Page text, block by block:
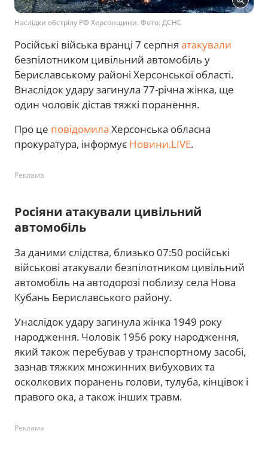
Наслідки обстрілу РФ Херсонщини. Фото: ДСНС
Російські війська вранці 7 серпня атакували
безпілотником цивільний автомобіль у
Бериславському районі Херсонської області.
Внаслідок удару загинула 77-річна жінка, ще
один чоловік дістав тяжкі поранення.
Про це повідомила Херсонська обласна
прокуратура, інформує Новини.LIVE.
Реклама
Росіяни атакували цивільний
автомобіль
За даними слідства, близько 07:50 російські
військові атакували безпілотником цивільний
автомобіль на автодорозі поблизу села Нова
Кубань Бериславського району.
Унаслідок удару загинула жінка 1949 року
народження. Чоловік 1956 року народження,
який також перебував у транспортному засобі,
зазнав тяжких множинних вибухових та
осколкових поранень голови, тулуба, кінцівок і
правого ока, а також інших травм.
Реклама